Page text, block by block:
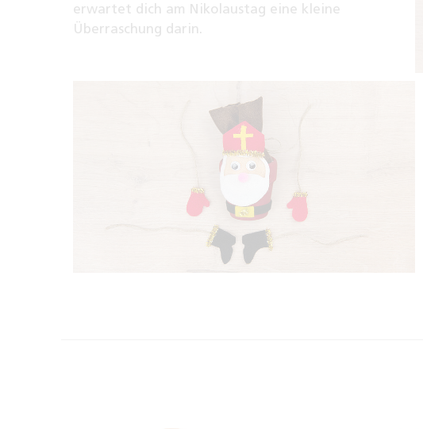
erwartet dich am Nikolaustag eine kleine
Überraschung darin.